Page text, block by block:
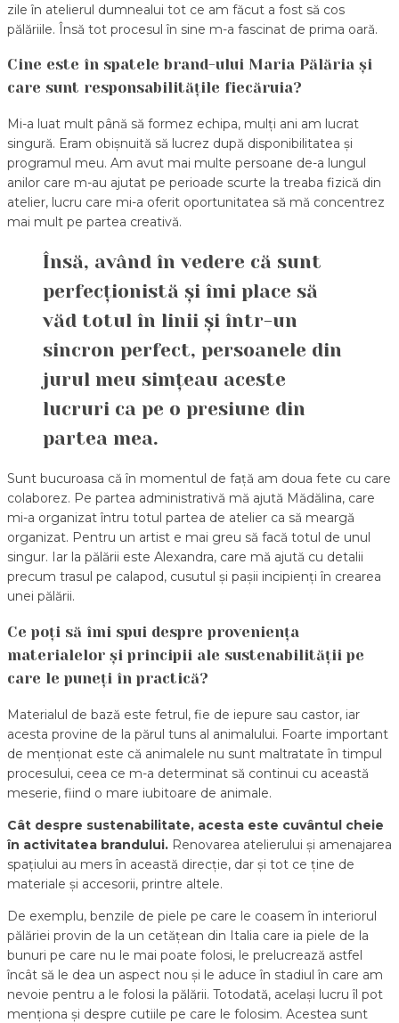
zile în atelierul dumnealui tot ce am făcut a fost să cos
pălăriile. Însă tot procesul în sine m-a fascinat de prima oară.
Cine este în spatele brand-ului Maria Pălăria și
care sunt responsabilitățile fiecăruia?
Mi-a luat mult până să formez echipa, mulți ani am lucrat
singură. Eram obișnuită să lucrez după disponibilitatea și
programul meu. Am avut mai multe persoane de-a lungul
anilor care m-au ajutat pe perioade scurte la treaba fizică din
atelier, lucru care mi-a oferit oportunitatea să mă concentrez
mai mult pe partea creativă.
Însă, având în vedere că sunt
perfecționistă și îmi place să
văd totul în linii și într-un
sincron perfect, persoanele din
jurul meu simțeau aceste
lucruri ca pe o presiune din
partea mea.
Sunt bucuroasa că în momentul de față am doua fete cu care
colaborez. Pe partea administrativă mă ajută Mădălina, care
mi-a organizat întru totul partea de atelier ca să meargă
organizat. Pentru un artist e mai greu să facă totul de unul
singur. Iar la pălării este Alexandra, care mă ajută cu detalii
precum trasul pe calapod, cusutul și pașii incipienți în crearea
unei pălării.
Ce poți să îmi spui despre proveniența
materialelor și principii ale sustenabilității pe
care le puneți în practică?
Materialul de bază este fetrul, fie de iepure sau castor, iar
acesta provine de la părul tuns al animalului. Foarte important
de menționat este că animalele nu sunt maltratate în timpul
procesului, ceea ce m-a determinat să continui cu această
meserie, fiind o mare iubitoare de animale.
Cât despre sustenabilitate, acesta este cuvântul cheie
în activitatea brandului. Renovarea atelierului și amenajarea
spațiului au mers în această direcție, dar și tot ce ține de
materiale și accesorii, printre altele.
De exemplu, benzile de piele pe care le coasem în interiorul
pălăriei provin de la un cetățean din Italia care ia piele de la
bunuri pe care nu le mai poate folosi, le prelucrează astfel
încât să le dea un aspect nou și le aduce în stadiul în care am
nevoie pentru a le folosi la pălării. Totodată, același lucru îl pot
menționa și despre cutiile pe care le folosim. Acestea sunt